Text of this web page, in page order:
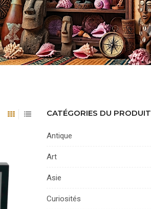
CATÉGORIES DU PRODUIT
Antique
Art
Asie
Curiosités